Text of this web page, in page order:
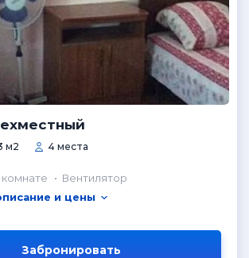
м2 4 места
комнате
Вентилятор
и цены
Забронировать